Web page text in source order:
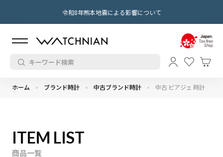
令和8年熊本地震による影響について
ホーム ブランド時計 中古ブランド時計 中古 ピアジェ 時計
ITEM LIST
商品一覧